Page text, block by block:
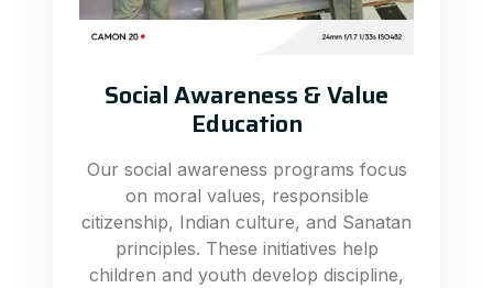
Social Awareness & Value
Education
Our social awareness programs focus
on moral values, responsible
citizenship, Indian culture, and Sanatan
principles. These initiatives help
children and youth develop discipline,